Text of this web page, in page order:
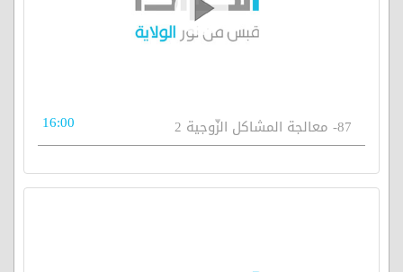
87- معالجة المشاكل الزّوجية 2 16:00